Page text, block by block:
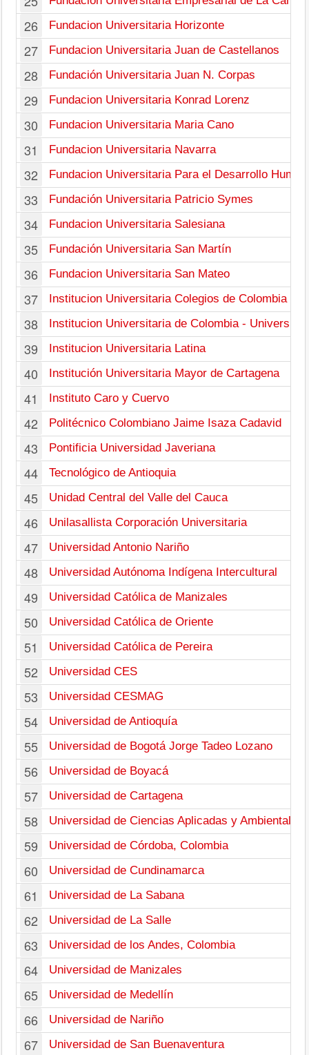
26 Fundacion Universitaria Horizonte
27 Fundacion Universitaria Juan de Castellanos
28 Fundación Universitaria Juan N. Corpas
29 Fundacion Universitaria Konrad Lorenz
30 Fundacion Universitaria Maria Cano
31 Fundacion Universitaria Navarra
32 Fundacion Universitaria Para el Desarrollo
33 Fundación Universitaria Patricio Symes
34 Fundacion Universitaria Salesiana
35 Fundación Universitaria San Martín
36 Fundacion Universitaria San Mateo
37 Institucion Universitaria Colegios de Colombia
38 Institucion Universitaria de Colombia -
39 Institucion Universitaria Latina
40 Institución Universitaria Mayor de Cartagena
41 Instituto Caro y Cuervo
42 Politécnico Colombiano Jaime Isaza Cadavid
43 Pontificia Universidad Javeriana
44 Tecnológico de Antioquia
45 Unidad Central del Valle del Cauca
46 Unilasallista Corporación Universitaria
47 Universidad Antonio Nariño
48 Universidad Autónoma Indígena Intercultural
49 Universidad Católica de Manizales
50 Universidad Católica de Oriente
51 Universidad Católica de Pereira
52 Universidad CES
53 Universidad CESMAG
54 Universidad de Antioquía
55 Universidad de Bogotá Jorge Tadeo Lozano
56 Universidad de Boyacá
57 Universidad de Cartagena
58 Universidad de Ciencias Aplicadas y Ambientales
59 Universidad de Córdoba, Colombia
60 Universidad de Cundinamarca
61 Universidad de La Sabana
62 Universidad de La Salle
63 Universidad de los Andes, Colombia
64 Universidad de Manizales
65 Universidad de Medellín
66 Universidad de Nariño
67 Universidad de San Buenaventura